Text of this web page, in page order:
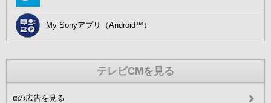
My Sonyアプリ（Android™）
テレビCMを見る
αの広告を見る